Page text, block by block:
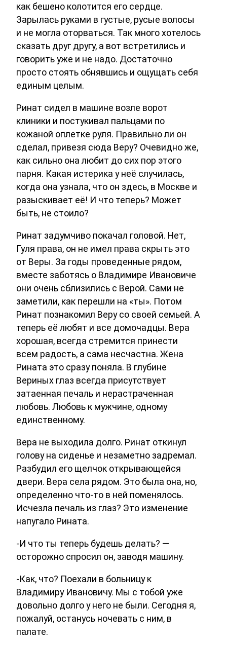
как бешено колотится его сердце.
Зарылась руками в густые, русые волосы
и не могла оторваться. Так много хотелось
сказать друг другу, а вот встретились и
говорить уже и не надо. Достаточно
просто стоять обнявшись и ощущать себя
единым целым.
Ринат сидел в машине возле ворот
клиники и постукивал пальцами по
кожаной оплетке руля. Правильно ли он
сделал, привезя сюда Веру? Очевидно же,
как сильно она любит до сих пор этого
парня. Какая истерика у неё случилась,
когда она узнала, что он здесь, в Москве и
разыскивает её! И что теперь? Может
быть, не стоило?
Ринат задумчиво покачал головой. Нет,
Гуля права, он не имел права скрыть это
от Веры. За годы проведенные рядом,
вместе заботясь о Владимире Ивановиче
они очень сблизились с Верой. Сами не
заметили, как перешли на «ты». Потом
Ринат познакомил Веру со своей семьей. А
теперь её любят и все домочадцы. Вера
хорошая, всегда стремится принести
всем радость, а сама несчастна. Жена
Рината это сразу поняла. В глубине
Вериных глаз всегда присутствует
затаенная печаль и нерастраченная
любовь. Любовь к мужчине, одному
единственному.
Вера не выходила долго. Ринат откинул
голову на сиденье и незаметно задремал.
Разбудил его щелчок открывающейся
двери. Вера села рядом. Это была она, но,
определенно что-то в ней поменялось.
Исчезла печаль из глаз? Это изменение
напугало Рината.
-И что ты теперь будешь делать? —
осторожно спросил он, заводя машину.
-Как, что? Поехали в больницу к
Владимиру Ивановичу. Мы с тобой уже
довольно долго у него не были. Сегодня я,
пожалуй, останусь ночевать с ним, в
палате.